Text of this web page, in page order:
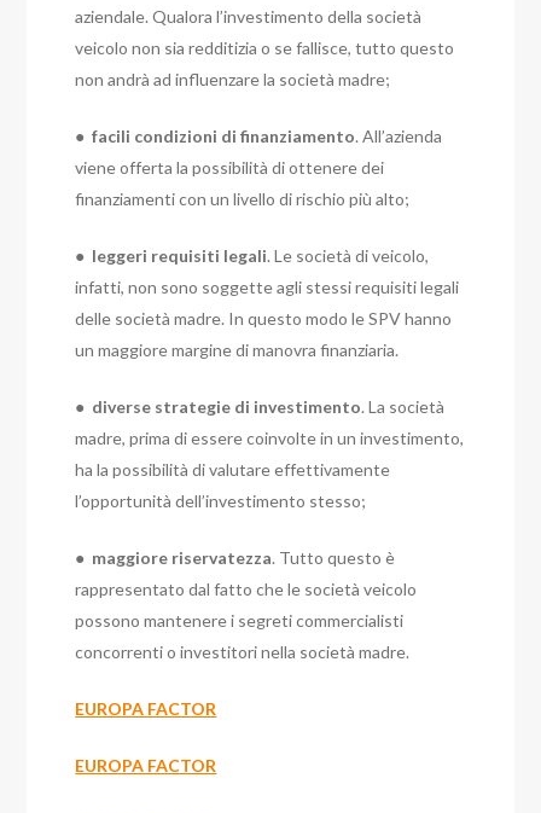
aziendale. Qualora l’investimento della società
veicolo non sia redditizia o se fallisce, tutto questo
non andrà ad influenzare la società madre;
●facili condizioni di finanziamento. All’azienda
viene offerta la possibilità di ottenere dei
finanziamenti con un livello di rischio più alto;
● leggeri requisiti legali. Le società di veicolo,
infatti, non sono soggette agli stessi requisiti legali
delle società madre. In questo modo le SPV hanno
un maggiore margine di manovra finanziaria.
● diverse strategie di investimento. La società
madre, prima di essere coinvolte in un investimento,
ha la possibilità di valutare effettivamente
l’opportunità dell’investimento stesso;
● maggiore riservatezza. Tutto questo è
rappresentato dal fatto che le società veicolo
possono mantenere i segreti commercialisti
concorrenti o investitori nella società madre.
EUROPA FACTOR
EUROPA FACTOR